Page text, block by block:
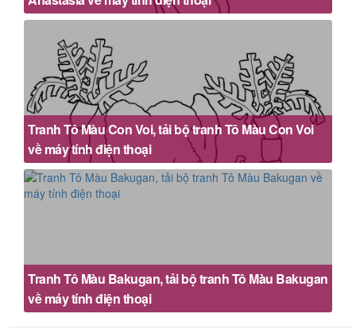
Tranh Tô Màu Con Voi, tải bộ tranh Tô Màu Con Voi
về máy tính điện thoại
Tranh Tô Màu Bakugan, tải bộ tranh Tô Màu Bakugan
về máy tính điện thoại